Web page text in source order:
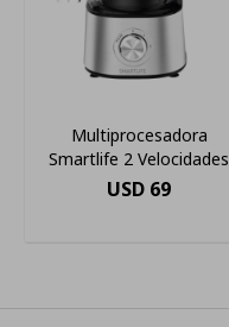
Multiprocesadora
Smartlife 2 Velocidades
USD 69